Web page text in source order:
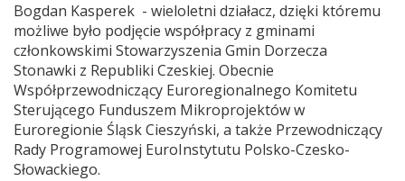
Bogdan Kasperek - wieloletni działacz, dzięki któremu
możliwe było podjęcie współpracy z gminami
członkowskimi Stowarzyszenia Gmin Dorzecza
Stonawki z Republiki Czeskiej. Obecnie
Współprzewodniczący Euroregionalnego Komitetu
Sterującego Funduszem Mikroprojektów w
Euroregionie Śląsk Cieszyński, a także Przewodniczący
Rady Programowej EuroInstytutu Polsko-Czesko-
Słowackiego.